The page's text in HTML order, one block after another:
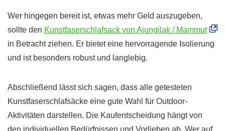
Wer hingegen bereit ist, etwas mehr Geld auszugeben,
sollte den Kunstfaserschlafsack von Ajungilak / Mammut
in Betracht ziehen. Er bietet eine hervorragende Isolierung
und ist besonders robust und langlebig.
Abschließend lässt sich sagen, dass alle getesteten
Kunstfaserschlafsäcke eine gute Wahl für Outdoor-
Aktivitäten darstellen. Die Kaufentscheidung hängt von
den individuellen Bedürfnissen und Vorlieben ab. Wer auf